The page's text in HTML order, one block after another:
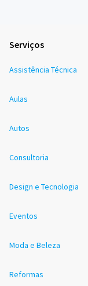
Serviços
Assistência Técnica
Aulas
Autos
Consultoria
Design e Tecnologia
Eventos
Moda e Beleza
Reformas